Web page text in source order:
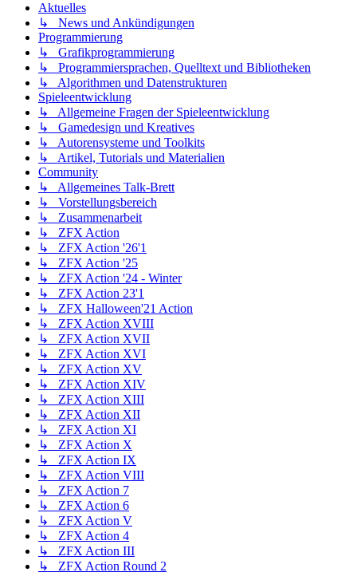
Aktuelles
↳ News und Ankündigungen
Programmierung
↳ Grafikprogrammierung
↳ Programmiersprachen, Quelltext und Bibliotheken
↳ Algorithmen und Datenstrukturen
Spieleentwicklung
↳ Allgemeine Fragen der Spieleentwicklung
↳ Gamedesign und Kreatives
↳ Autorensysteme und Toolkits
↳ Artikel, Tutorials und Materialien
Community
↳ Allgemeines Talk-Brett
↳ Vorstellungsbereich
↳ Zusammenarbeit
↳ ZFX Action
↳ ZFX Action '26'1
↳ ZFX Action '25
↳ ZFX Action '24 - Winter
↳ ZFX Action 23'1
↳ ZFX Halloween'21 Action
↳ ZFX Action XVIII
↳ ZFX Action XVII
↳ ZFX Action XVI
↳ ZFX Action XV
↳ ZFX Action XIV
↳ ZFX Action XIII
↳ ZFX Action XII
↳ ZFX Action XI
↳ ZFX Action X
↳ ZFX Action IX
↳ ZFX Action VIII
↳ ZFX Action 7
↳ ZFX Action 6
↳ ZFX Action V
↳ ZFX Action 4
↳ ZFX Action III
↳ ZFX Action Round 2